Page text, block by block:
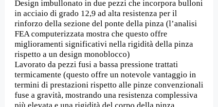
Design imbullonato in due pezzi che incorpora bulloni
in acciaio di grado 12,9 ad alta resistenza per il
rinforzo della sezione del ponte della pinza (l’analisi
FEA computerizzata mostra che questo offre
miglioramenti significativi nella rigidità della pinza
rispetto a un design monoblocco)
Lavorato da pezzi fusi a bassa pressione trattati
termicamente (questo offre un notevole vantaggio in
termini di prestazioni rispetto alle pinze convenzionali
fuse a gravità, mostrando una resistenza complessiva